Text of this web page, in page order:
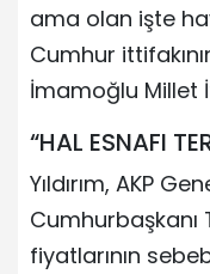
ama olan işte
Cumhur
İmamoğlu Millet
“HAL ESNAFI
Yıldırım, AKP
Cumhurbaşkanı
fiyatlarının